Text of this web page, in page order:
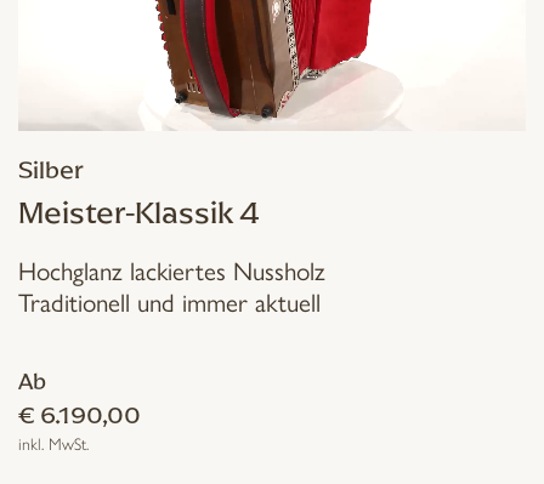
Silber
Meister-Klassik 4
Hochglanz lackiertes Nussholz
Traditionell und immer aktuell
Ab
€ 6.190,00
inkl. MwSt.